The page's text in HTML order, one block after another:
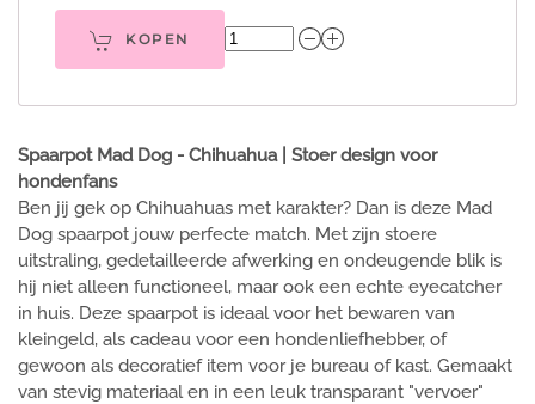
KOPEN
Spaarpot Mad Dog - Chihuahua
| Stoer design voor
hondenfans
Ben jij gek op Chihuahuas met karakter? Dan is deze Mad
Dog spaarpot jouw perfecte match. Met zijn stoere
uitstraling, gedetailleerde afwerking en ondeugende blik is
hij niet alleen functioneel, maar ook een echte eyecatcher
in huis. Deze spaarpot is ideaal voor het bewaren van
kleingeld, als cadeau voor een hondenliefhebber, of
gewoon als decoratief item voor je bureau of kast. Gemaakt
van stevig materiaal en in een leuk transparant "vervoer"